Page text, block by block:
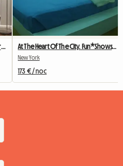
Przytulny pokój w eleganckim apartamencie w pobliżu stadionu Yankee At The Heart Of The City. Fun*Shows*Festivities*
New York
173 € / noc